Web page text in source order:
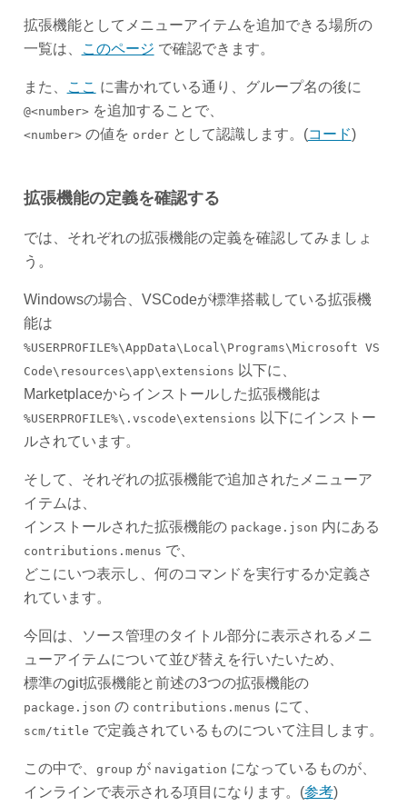
拡張機能としてメニューアイテムを追加できる場所の
一覧は、
このページ で確認できます。
また、 ここ に書かれている通り、グループ名の後に
@<number>を追加することで、
<number>の値を orderとして認識します。(コード)
拡張機能の定義を確認する
では、それぞれの拡張機能の定義を確認してみましょ
う。
Windowsの場合、VSCodeが標準搭載している拡張機
能は
%USERPROFILE%\AppData\Local\Programs\Microsoft VS
Code\resources\app\extensions 以下に、
Marketplaceからインストールした拡張機能は
%USERPROFILE%\.vscode\extensions 以下にインストー
ルされています。
そして、それぞれの拡張機能で追加されたメニューア
イテムは、
インストールされた拡張機能の package.json 内にある
contributions.menus で、
どこにいつ表示し、何のコマンドを実行するか定義さ
れています。
今回は、ソース管理のタイトル部分に表示されるメニ
ューアイテムについて並び替えを行いたいため、
標準のgit拡張機能と前述の3つの拡張機能の
package.json の contributions.menus にて、
scm/title で定義されているものについて注目します。
この中で、 group が navigation になっているものが、
インラインで表示される項目になります。(参考)